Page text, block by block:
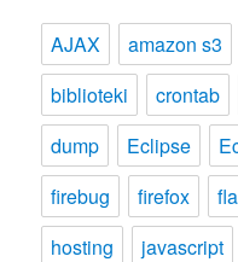
AJAX amazon s3
biblioteki
crontab
dump
Eclipse
firebug
firefox
hosting
javascript